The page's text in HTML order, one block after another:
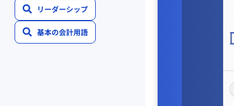
リーダーシップ
基本の会計用語